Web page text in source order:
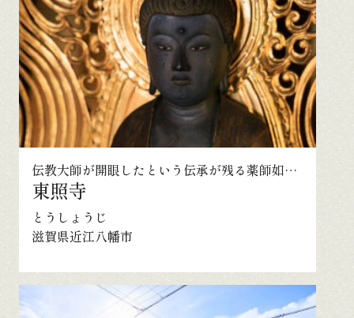
伝教大師が開眼したという伝承が残る薬師如来をおまつりする
東照寺
とうしょうじ
滋賀県近江八幡市